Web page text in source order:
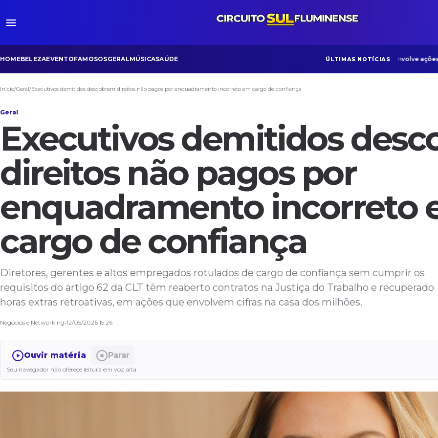
HOMEBELEZAEVENTOFAMOSOSGERALMÚSICASAÚDE ÚLTIMAS NOTÍCIAS
ONG Bom Samaritano desenvolve ações
Início/Geral/Executivos demitidos descobrem direitos não pagos por enquadramento incorreto em cargo de confiança
Geral
Executivos demitidos
direitos não pagos por
enquadramento incorreto
cargo de confiança
Diretores, gerentes e altos empregados rotulados de cargo de confiança sem cumprir os
requisitos do artigo 62 da CLT têm reaberto contratos na Justiça do Trabalho e recuperado
horas extras retroativas, em ações que envolvem cifras na casa dos milhões.
Negócios e Networking•12/05/2026 15:26
Ouvir matéria Parar
Seu navegador não oferece leitura em voz alta.